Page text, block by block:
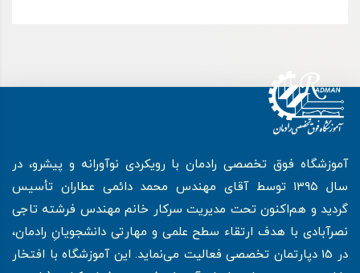
آموزشگاه فوق تخصصی رادمان با رویکردی نوآورانه و پیشرو، در
سال ۱۳۹۵ توسط آقای مهندس محمد دائمی عطاران تأسیس
گردید و هم‌اکنون تحت مدیریت سرکار خانم مهندس فرشته تاجی
نصرآبادی با هدف ارتقاء سطح علمی و مهارتی دانشجویانِ رادمان،
در 15 دپارتمان تخصصی فعالیت می‌نماید. این آموزشگاه با افتخار